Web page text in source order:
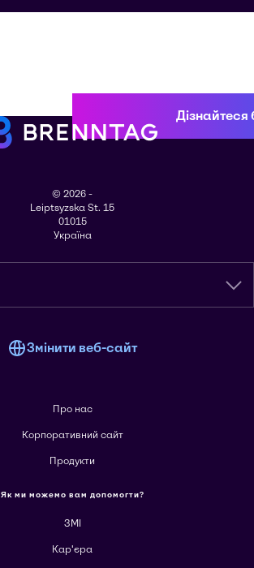
Дізнайтеся
© 2026 -
Leiptsyzska St. 15
01015
Україна
Змінити веб-сайт
Про нас
Корпоративний сайт
Продукти
Як ми можемо вам допомогти?
ЗМІ
Кар'єра